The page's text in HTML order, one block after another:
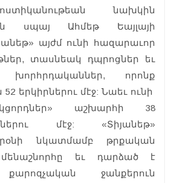
նախկին
սպայ Ահմեթ Եայլայի
այժմ ունի հազարաւոր
տասնեակ դպրոցներ եւ
խորհրդականներ, որոնք
երկիրներու մէջ: Նաեւ ունի
աշխարհի 38
մէջ: «Տիյանեթ»
նկատմամբ թրքական
եւ դարձած է
ջանքերուն